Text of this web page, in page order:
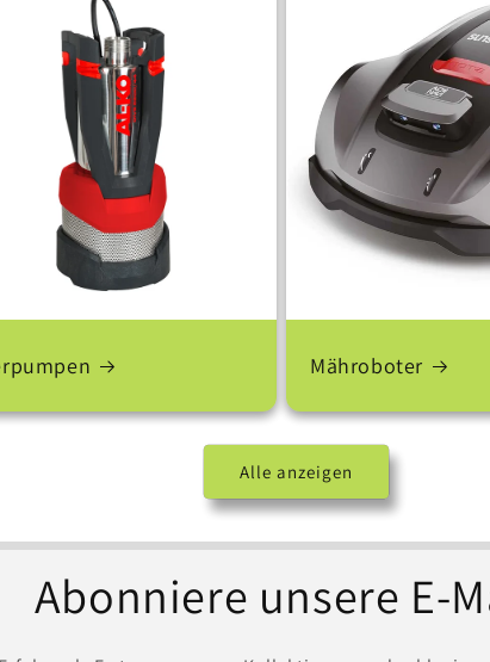
Mähroboter
Alle anzeigen
Abonniere unsere E-